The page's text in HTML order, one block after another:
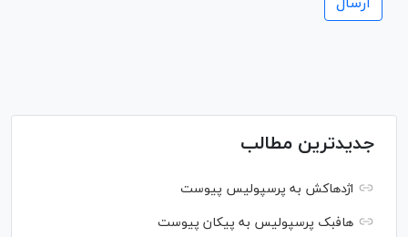
جدیدترین مطالب
اژدهاکش به پرسپولیس پیوست
هافبک پرسپولیس به پیکان پیوست